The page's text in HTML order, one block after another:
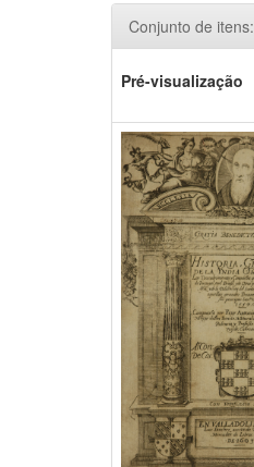
Conjunto de itens:
Pré-visualização